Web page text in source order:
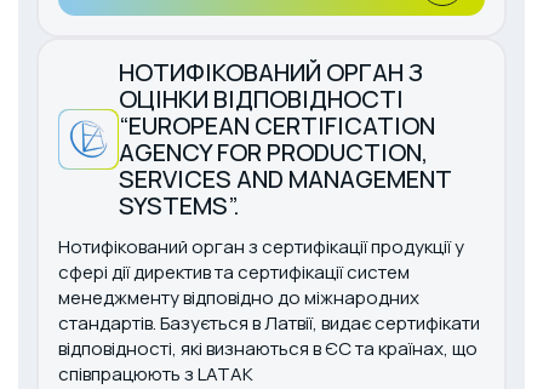
НОТИФІКОВАНИЙ ОРГАН З
ОЦІНКИ ВІДПОВІДНОСТІ
“EUROPEAN CERTIFICATION
AGENCY FOR PRODUCTION,
SERVICES AND MANAGEMENT
SYSTEMS”.
Нотифікований орган з сертифікації продукції у
сфері дії директив та сертифікації систем
менеджменту відповідно до міжнародних
стандартів. Базується в Латвії, видає сертифікати
відповідності, які визнаються в ЄС та країнах, що
співпрацюють з LATAK